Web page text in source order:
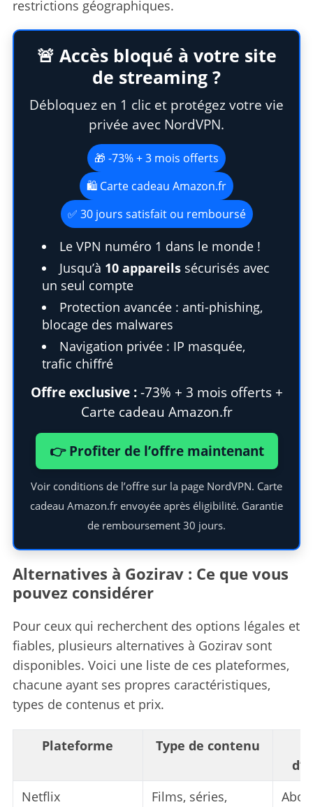
restrictions géographiques.
🚨 Accès bloqué à votre site
de streaming ?
Débloquez en 1 clic et protégez votre vie
privée avec NordVPN.
🎁 -73% + 3 mois offerts
🛍️ Carte cadeau Amazon.fr
✅ 30 jours satisfait ou remboursé
Le VPN numéro 1 dans le monde !
Jusqu’à 10 appareilssécurisés avec
un seul compte
Protection avancée : anti-phishing,
blocage des malwares
Navigation privée : IP masquée,
trafic chiffré
Offre exclusive :-73% + 3 mois offerts +
Carte cadeau Amazon.fr
👉 Profiter de l’offre maintenant
Voir conditions de l’offre sur la page NordVPN. Carte
cadeau Amazon.fr envoyée après éligibilité. Garantie
de remboursement 30 jours.
Alternatives à Gozirav : Ce que vous
pouvez considérer
Pour ceux qui recherchent des options légales et
fiables, plusieurs alternatives à Gozirav sont
disponibles. Voici une liste de ces plateformes,
chacune ayant ses propres caractéristiques,
types de contenus et prix.
Plateforme
Type de contenu
Netflix
Films, séries,